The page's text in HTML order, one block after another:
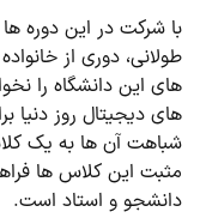
با شرکت در این دوره
طولانی، دوری از
های این دانشگاه را
های دیجیتال روز دنیا
شباهت آن ها به یک
مثبت این کلاس ها
دانشجو و استاد است.